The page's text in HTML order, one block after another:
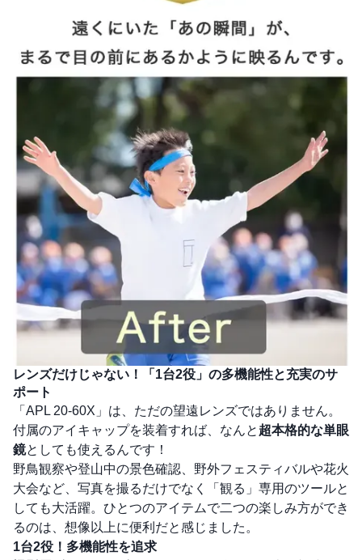
レンズだけじゃない！「1台2役」の多機能性と充実のサ
ポート
「APL 20-60X」は、ただの望遠レンズではありません。
付属のアイキャップを装着すれば、なんと 超本格的な単眼
鏡としても使えるんです！
野鳥観察や登山中の景色確認、野外フェスティバルや花火
大会など、写真を撮るだけでなく「観る」専用のツールと
しても大活躍。ひとつのアイテムで二つの楽しみ方ができ
るのは、想像以上に便利だと感じました。
1台2役！多機能性を追求